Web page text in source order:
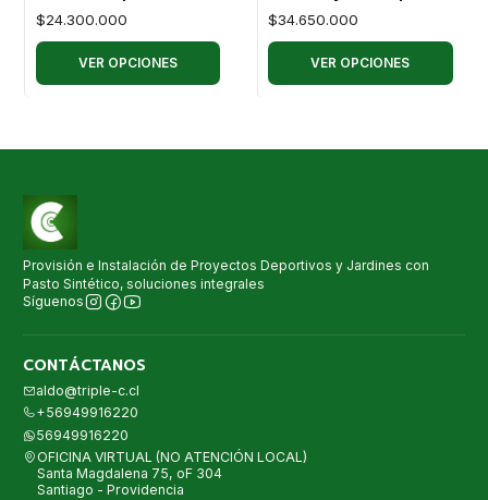
$24.300.000
VER OPCIONES
$34.650.000
VER OPCIONES
Provisión e Instalación de Proyectos Deportivos y Jardines con
Pasto Sintético, soluciones integrales
Síguenos
CONTÁCTANOS
aldo@triple-c.cl
+56949916220
56949916220
OFICINA VIRTUAL (NO ATENCIÓN LOCAL)
Santa Magdalena 75, oF 304
Santiago - Providencia